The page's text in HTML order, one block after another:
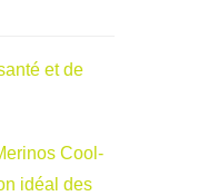
et de
Cool-
idéal des